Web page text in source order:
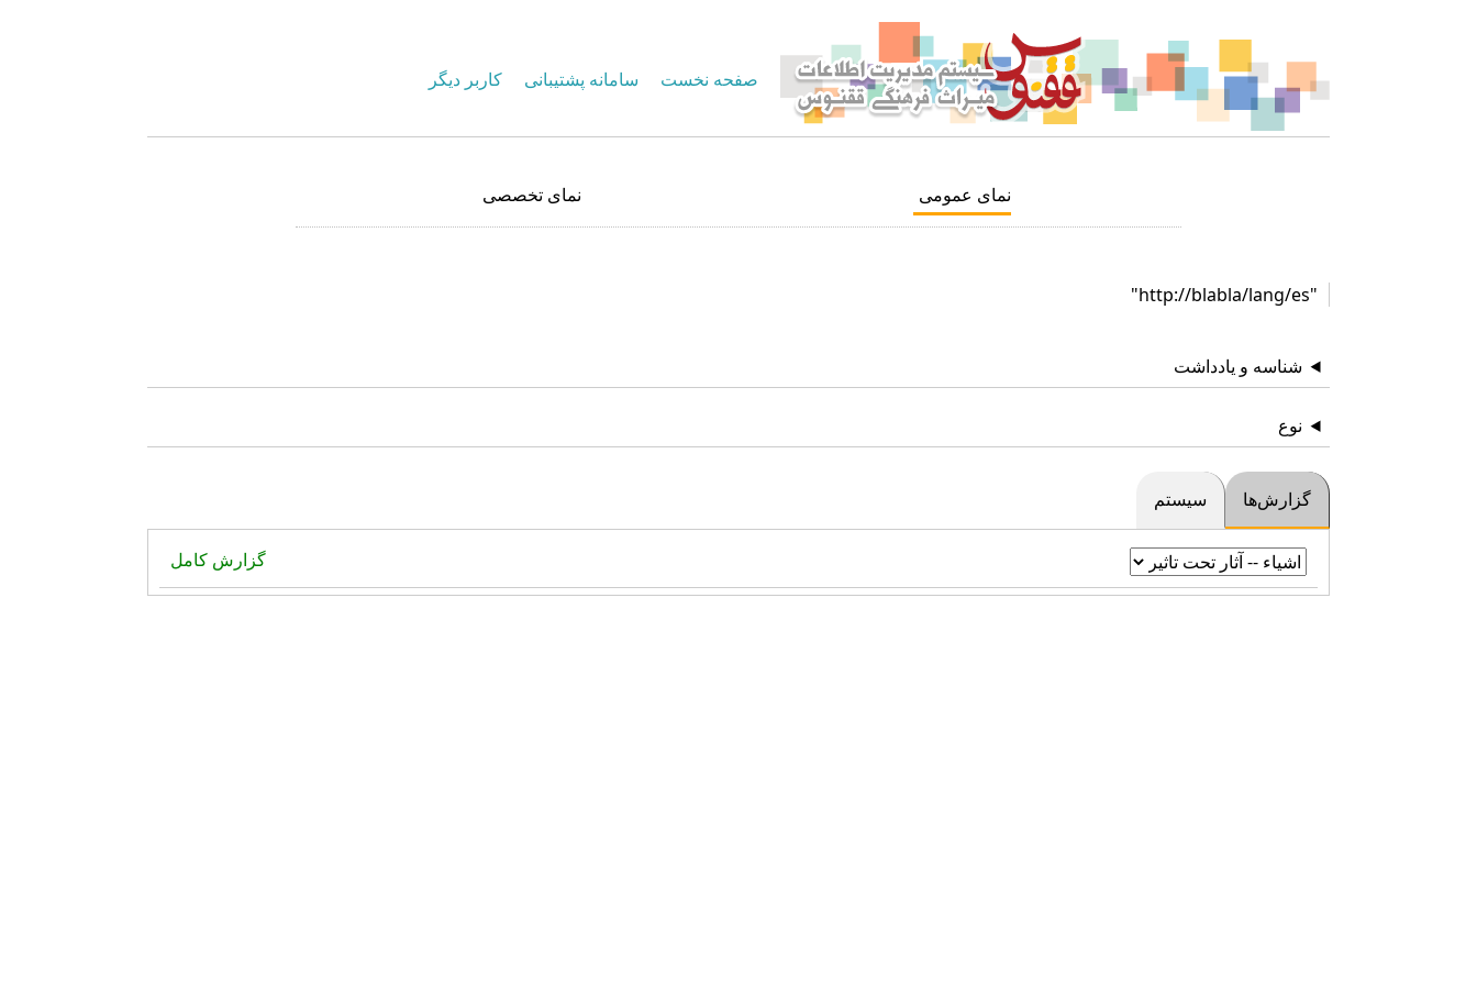
صفحه نخست سامانه پشتیبانی کاربر دیگر
نمای عمومی نمای تخصصی
"http://blabla/lang/es"
شناسه و یادداشت
نوع
گزارش‌ها سیستم
گزارش کامل